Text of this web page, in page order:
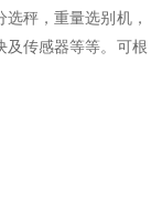
秤，重量选别机，
及传感器等等。可根